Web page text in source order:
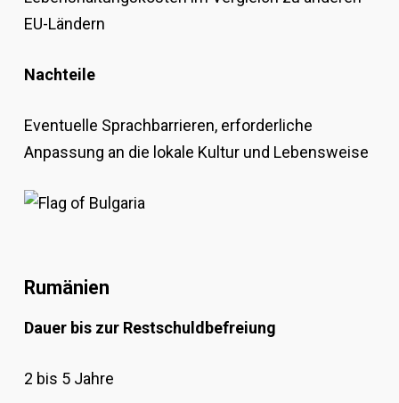
EU-Ländern
Nachteile
Eventuelle Sprachbarrieren, erforderliche
Anpassung an die lokale Kultur und Lebensweise
Rumänien
Dauer bis zur Restschuldbefreiung
2 bis 5 Jahre